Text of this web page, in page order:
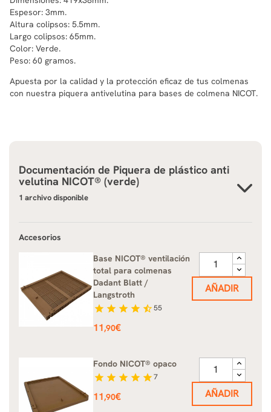
Espesor: 3mm.
Altura colipsos: 5.5mm.
Largo colipsos: 65mm.
Color: Verde.
Peso: 60 gramos.
Apuesta por la calidad y la protección eficaz de tus colmenas
con nuestra piquera antivelutina para bases de colmena NICOT.
Documentación de Piquera de plástico anti
velutina NICOT® (verde)
1 archivo disponible
Accesorios
Base NICOT® ventilación
total para colmenas
Dadant Blatt /
Langstroth
star star star star star_half55
Precio
11,90€
AÑADIR
Fondo NICOT® opaco
star star star star star7
Precio
11,90€ AÑADIR